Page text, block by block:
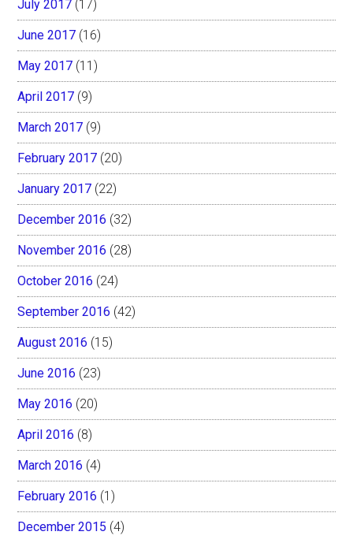
July 2017 (17)
June 2017 (16)
May 2017 (11)
April 2017 (9)
March 2017 (9)
February 2017 (20)
January 2017 (22)
December 2016 (32)
November 2016 (28)
October 2016 (24)
September 2016 (42)
August 2016 (15)
June 2016 (23)
May 2016 (20)
April 2016 (8)
March 2016 (4)
February 2016 (1)
December 2015 (4)